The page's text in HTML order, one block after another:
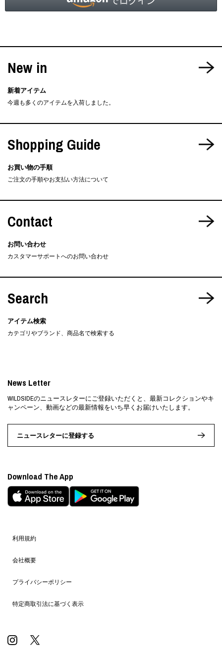
New in
新着アイテム
今週も多くのアイテムを入荷しました。
Shopping Guide
お買い物の手順
ご注文の手順やお支払い方法について
Contact
お問い合わせ
カスタマーサポートへのお問い合わせ
Search
アイテム検索
カテゴリやブランド、商品名で検索する
利用規約
会社概要
プライバシーポリシー
特定商取引法に基づく表示
News Letter
WILDSIDEのニュースレターにご登録いただくと、最新コレクションやキ
ャンペーン、動画などの最新情報をいち早くお届けいたします。
ニュースレターに登録する
Download The App